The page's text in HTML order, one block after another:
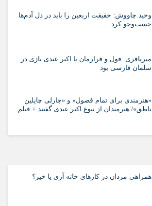
وحید چاووش: حقیقت اربعین را باید در دل آدم‌ها
جست‌وجو کرد
میرباقری: قول و قرارمان با اکبر عبدی بازی در
سلمان فارسی بود
«هنرمندی برای تمام فصول» و «چارلی چاپلین
ناطق»/ هنرمندان از نبوغ اکبر عبدی گفتند + فیلم
همراهی مردان در کارهای خانه آری یا خیر؟